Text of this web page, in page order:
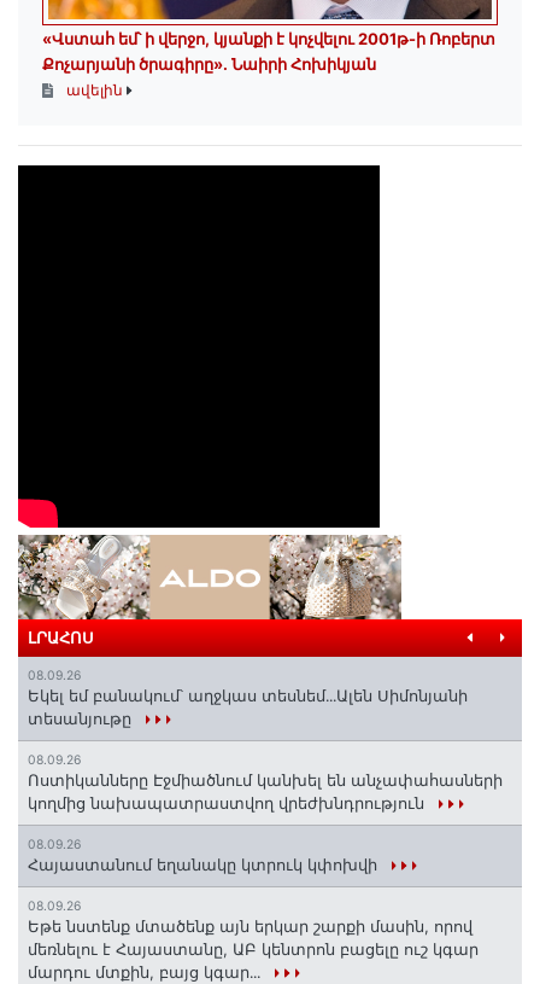
«Վստահ եմ՝ ի վերջո, կյանքի է կոչվելու 2001թ-ի Ռոբերտ
Քոչարյանի ծրագիրը». Նաիրի Հոխիկյան
ավելին
ԼՐԱՀՈՍ
08.09.26
Եկել եմ բանակում՝ աղջկաս տեսնեմ․․․Ալեն Սիմոնյանի
տեսանյութը
08.09.26
Ոստիկանները Էջմիածնում կանխել են անչափահասների
կողմից նախապատրաստվող վրեժխնդրություն
08.09.26
Հայաստանում եղանակը կտրուկ կփոխվի
08.09.26
Եթե նստենք մտածենք այն երկար շարքի մասին, որով
մեռնելու է Հայաստանը, ԱԲ կենտրոն բացելը ուշ կգար
մարդու մտքին, բայց կգար․․․